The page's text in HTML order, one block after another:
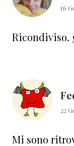
16
Ricondiviso.
22
Mi sono